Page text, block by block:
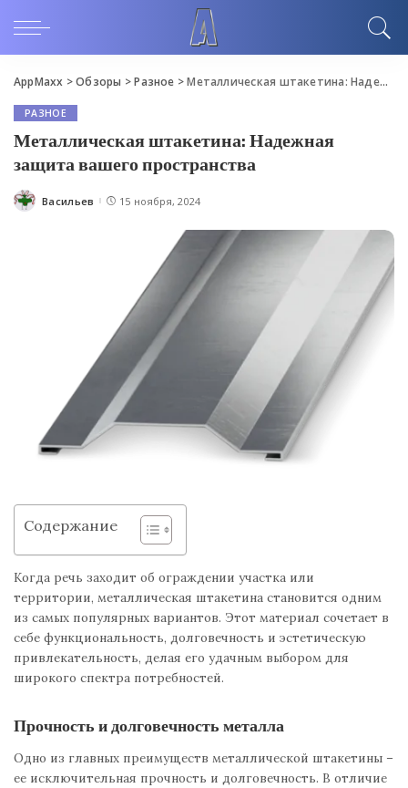
AppMaxx >Обзоры >Разное >Металлическая штакетина: Надежная защита вашего пространства
РАЗНОЕ
Металлическая штакетина: Надежная
защита вашего пространства
Posted
Васильев 15 ноября, 2024
Содержание
Когда речь заходит об ограждении участка или
территории, металлическая штакетина становится одним
из самых популярных вариантов. Этот материал сочетает в
себе функциональность, долговечность и эстетическую
привлекательность, делая его удачным выбором для
широкого спектра потребностей.
Прочность и долговечность металла
Одно из главных преимуществ металлической штакетины –
ее исключительная прочность и долговечность. В отличие